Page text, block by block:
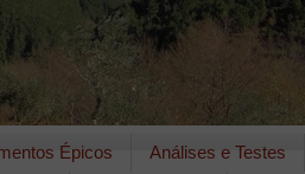
Épicos Análises e Testes